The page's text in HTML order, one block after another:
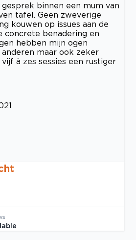
binnen een mum van
tafel. Geen zweverige
kouwen op issues aan de
concrete benadering en
hebben mijn ogen
maar ook zeker
à zes sessies een rustiger